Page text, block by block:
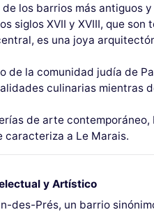
los barrios más
siglos XVII y XVIII, que
es una joya
de la comunidad judía de
culinarias mientras
de arte
caracteriza a Le Marais.
y Artístico
des-Prés, un barrio